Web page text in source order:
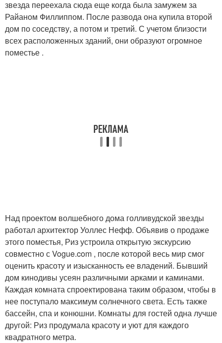
звезда переехала сюда еще когда была замужем за
Райаном Филлиппом. После развода она купила второй
дом по соседству, а потом и третий. С учетом близости
всех расположенных зданий, они образуют огромное
поместье .
Над проектом волшебного дома голливудской звезды
работал архитектор Уоллес Нефф. Объявив о продаже
этого поместья, Риз устроила открытую экскурсию
совместно с Vogue.com , после которой весь мир смог
оценить красоту и изысканность ее владений. Бывший
дом кинодивы усеян различными арками и каминами.
Каждая комната спроектирована таким образом, чтобы в
нее поступало максимум солнечного света. Есть также
бассейн, спа и конюшни. Комнаты для гостей одна лучше
другой: Риз продумала красоту и уют для каждого
квадратного метра.